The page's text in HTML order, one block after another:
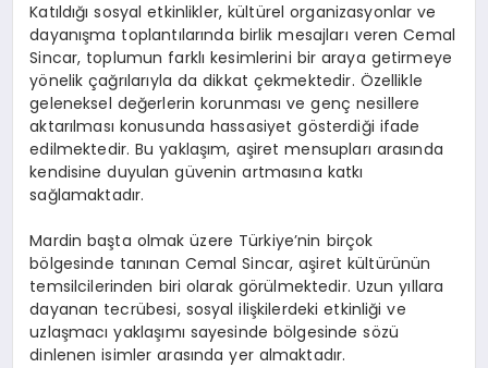
Katıldığı sosyal etkinlikler, kültürel organizasyonlar ve
dayanışma toplantılarında birlik mesajları veren Cemal
Sincar, toplumun farklı kesimlerini bir araya getirmeye
yönelik çağrılarıyla da dikkat çekmektedir. Özellikle
geleneksel değerlerin korunması ve genç nesillere
aktarılması konusunda hassasiyet gösterdiği ifade
edilmektedir. Bu yaklaşım, aşiret mensupları arasında
kendisine duyulan güvenin artmasına katkı
sağlamaktadır.
Mardin başta olmak üzere Türkiye’nin birçok
bölgesinde tanınan Cemal Sincar, aşiret kültürünün
temsilcilerinden biri olarak görülmektedir. Uzun yıllara
dayanan tecrübesi, sosyal ilişkilerdeki etkinliği ve
uzlaşmacı yaklaşımı sayesinde bölgesinde sözü
dinlenen isimler arasında yer almaktadır.